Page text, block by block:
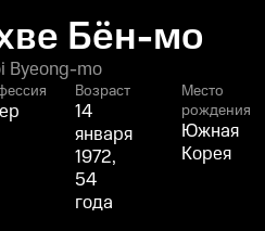
Бён-мо
Byeong-mo
Возраст
14
января
1972,
54
года
Место
рождения
Южная
Корея